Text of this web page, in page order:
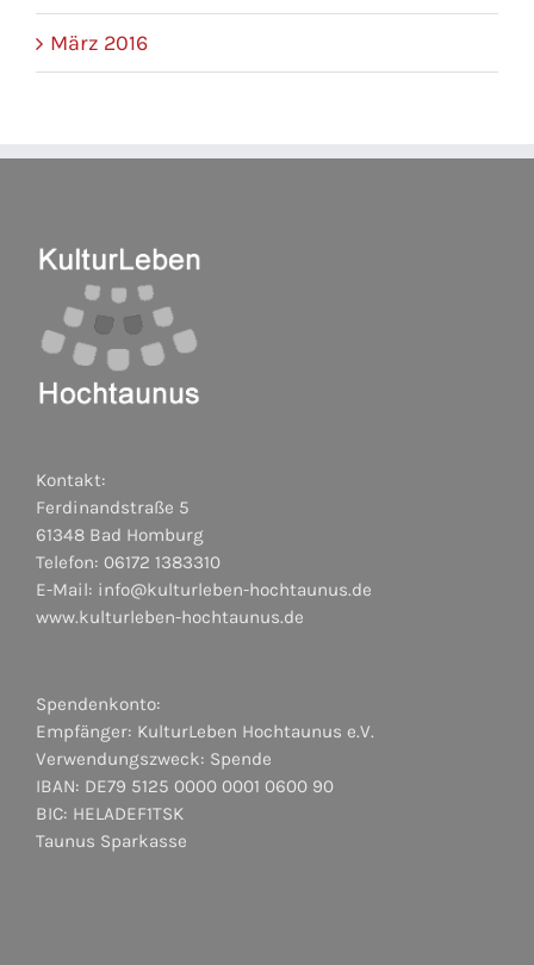
März 2016
Kontakt:
Ferdinandstraße 5
61348 Bad Homburg
Telefon: 06172 1383310
E-Mail: info@kulturleben-hochtaunus.de
www.kulturleben-hochtaunus.de
Spendenkonto:
Empfänger: KulturLeben Hochtaunus e.V.
Verwendungszweck: Spende
IBAN: DE79 5125 0000 0001 0600 90
BIC: HELADEF1TSK
Taunus Sparkasse